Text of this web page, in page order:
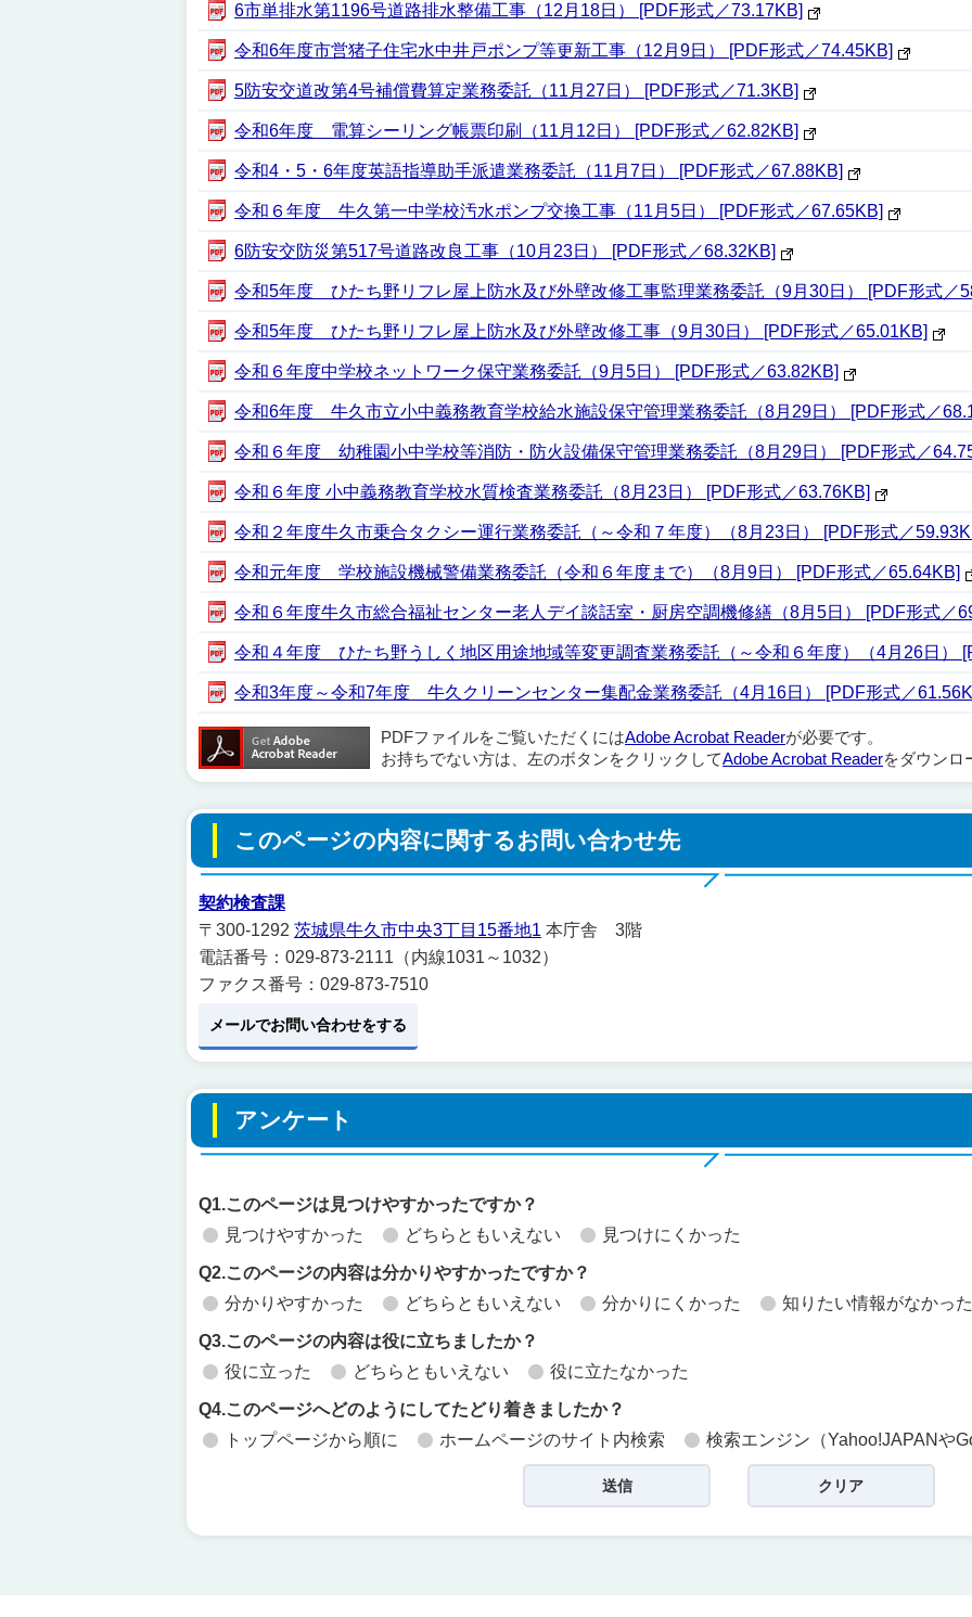
6市単排水第1196号道路排水整備工事（12月18日） [PDF形式／73.17KB]
令和6年度市営猪子住宅水中井戸ポンプ等更新工事（12月9日） [PDF形式／74.45KB]
5防安交道改第4号補償費算定業務委託（11月27日） [PDF形式／71.3KB]
令和6年度 電算シーリング帳票印刷（11月12日） [PDF形式／62.82KB]
令和4・5・6年度英語指導助手派遣業務委託（11月7日） [PDF形式／67.88KB]
令和６年度 牛久第一中学校汚水ポンプ交換工事（11月5日） [PDF形式／67.65KB]
6防安交防災第517号道路改良工事（10月23日） [PDF形式／68.32KB]
令和5年度 ひたち野リフレ屋上防水及び外壁改修工事監理業務委託（9月30日） [PDF形式／
令和5年度 ひたち野リフレ屋上防水及び外壁改修工事（9月30日） [PDF形式／65.01KB]
令和６年度中学校ネットワーク保守業務委託（9月5日） [PDF形式／63.82KB]
令和6年度 牛久市立小中義務教育学校給水施設保守管理業務委託（8月29日） [PDF形式／
令和６年度 幼稚園小中学校等消防・防火設備保守管理業務委託（8月29日） [PDF形式／
令和６年度 小中義務教育学校水質検査業務委託（8月23日） [PDF形式／63.76KB]
令和２年度牛久市乗合タクシー運行業務委託（～令和７年度）（8月23日） [PDF形式／
令和元年度 学校施設機械警備業務委託（令和６年度まで）（8月9日） [PDF形式／65.64KB]
令和６年度牛久市総合福祉センター老人デイ談話室・厨房空調機修繕（8月5日） [PDF形式／
令和４年度 ひたち野うしく地区用途地域等変更調査業務委託（～令和６年度）（4月26日）
令和3年度～令和7年度 牛久クリーンセンター集配金業務委託（4月16日） [PDF形式／
PDFファイルをご覧いただくにはAdobe Acrobat Readerが必要です。
お持ちでない方は、左のボタンをクリックしてAdobe Acrobat Readerをダウンロ
このページの内容に関するお問い合わせ先
契約検査課
〒300-1292 茨城県牛久市中央3丁目15番地1 本庁舎 3階
電話番号：029-873-2111（内線1031～1032）
ファクス番号：029-873-7510
メールでお問い合わせをする
アンケート
Q1.このページは見つけやすかったですか？
見つけやすかった
どちらともいえない 見つけにくかった
Q2.このページの内容は分かりやすかったですか？
分かりやすかった
どちらともいえない 分かりにくかった 知りたい情報がなかった
Q3.このページの内容は役に立ちましたか？
役に立った
どちらともいえない 役に立たなかった
Q4.このページへどのようにしてたどり着きましたか？
トップページから順に
ホームページのサイト内検索 検索エンジン（Yahoo!JAPANや